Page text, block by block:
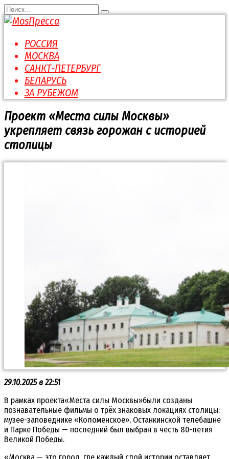
Перейти
к
содержанию
Search
for:
РОССИЯ
МОСКВА
САНКТ-ПЕТЕРБУРГ
БЕЛАРУСЬ
ЗА РУБЕЖОМ
Проект «Места силы Москвы»
укрепляет связь горожан с историей
столицы
29.10.2025 в 22:51
В рамках проекта«Места силы Москвы»были созданы
познавательные фильмы о трёх знаковых локациях столицы:
музее-заповеднике «Коломенское», Останкинской телебашне
и Парке Победы — последний был выбран в честь 80-летия
Великой Победы.